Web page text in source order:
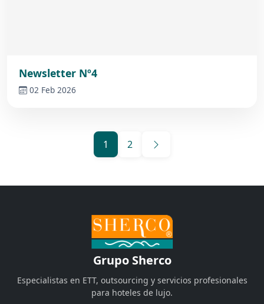
Newsletter Nº4
02 Feb 2026
1 2
Grupo Sherco
Especialistas en ETT, outsourcing y servicios profesionales
para hoteles de lujo.